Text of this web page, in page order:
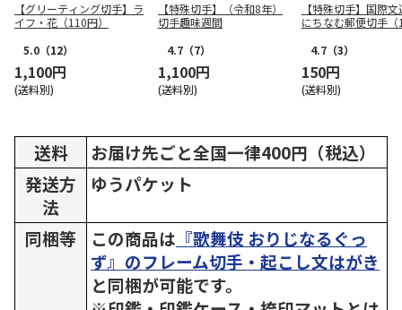
【グリーティング切手】ラ
イフ・花（110円）
5.0 （12）
1,100円
(送料別)
【特殊切手】（令和8年）
切手趣味週間
4.7 （7）
1,100円
(送料別)
【特殊切手】国際
にちなむ郵便切手（
4.7 （3）
150円
(送料別)
送料
お届け先ごと全国一律400円（税込）
発送方
法
ゆうパケット
同梱等 この商品は 『歌舞伎 おりじなるぐっ
ず』のフレーム切手・起こし文はがき
と同梱が可能です。